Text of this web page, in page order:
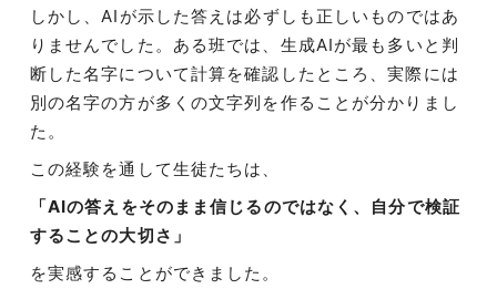
しかし、AIが示した答えは必ずしも正しいものではあ
りませんでした。ある班では、生成AIが最も多いと判
断した名字について計算を確認したところ、実際には
別の名字の方が多くの文字列を作ることが分かりまし
た。
この経験を通して生徒たちは、
「AIの答えをそのまま信じるのではなく、自分で検証
することの大切さ」
を実感することができました。